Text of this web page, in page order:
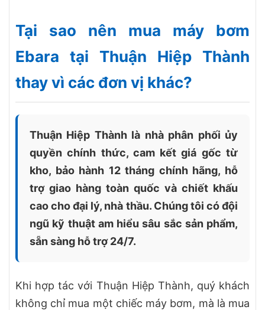
Tại sao nên mua máy bơm
Ebara tại Thuận Hiệp Thành
thay vì các đơn vị khác?
Thuận Hiệp Thành là nhà phân phối ủy
quyền chính thức, cam kết giá gốc từ
kho, bảo hành 12 tháng chính hãng, hỗ
trợ giao hàng toàn quốc và chiết khấu
cao cho đại lý, nhà thầu. Chúng tôi có đội
ngũ kỹ thuật am hiểu sâu sắc sản phẩm,
sẵn sàng hỗ trợ 24/7.
Khi hợp tác với Thuận Hiệp Thành, quý khách
không chỉ mua một chiếc máy bơm, mà là mua